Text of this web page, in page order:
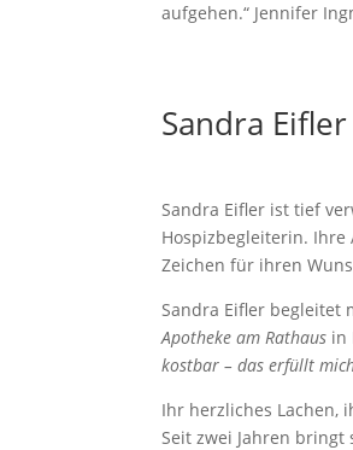
aufgehen.“ Jennifer
Sandra
Sandra Eifler ist tief
Hospizbegleiterin. Ihre
Zeichen für ihren
Sandra Eifler begleitet
Apotheke am Rathaus in
kostbar – das erfüllt
Ihr herzliches Lachen,
Seit zwei Jahren